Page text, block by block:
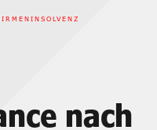
nach